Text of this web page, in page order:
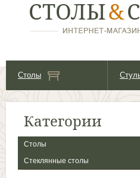
Столы
Категории
Столы
Стеклянные столы